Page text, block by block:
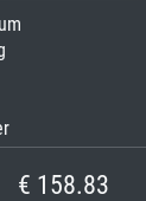
€ 158.83